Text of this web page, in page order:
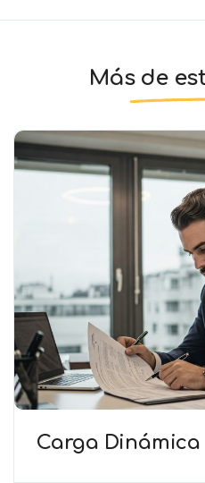
Más de
Carga